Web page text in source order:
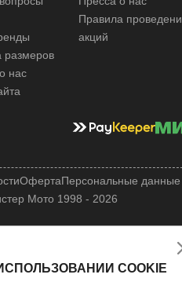
размеров
нас
Правила
акций
Мото 1998 - 2026
ОфертаПерсональные данные
COOKIE